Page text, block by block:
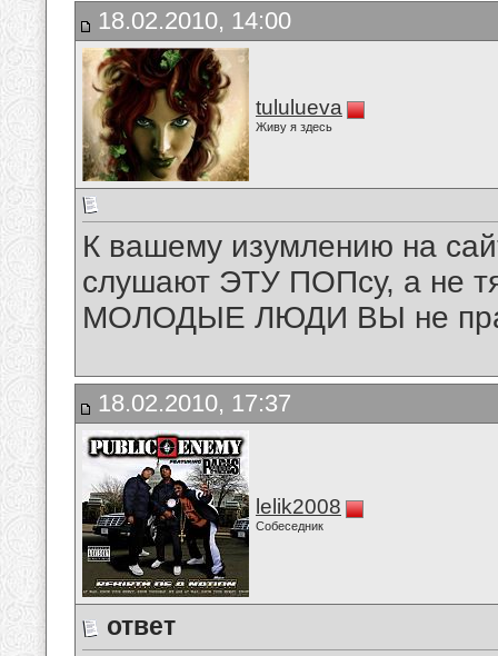
18.02.2010, 14:00
tululueva
Живу я здесь
К вашему изумлению на
слушают ЭТУ ПОПсу, а не
МОЛОДЫЕ ЛЮДИ ВЫ не
18.02.2010, 17:37
lelik2008
Собеседник
ответ